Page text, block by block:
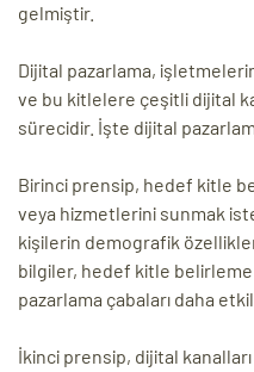
gelmiştir.
Dijital pazarlama,
ve bu kitlelere çeşitli dijital
sürecidir. İşte dijital
Birinci prensip, hedef kitle
veya hizmetlerini sunmak
kişilerin demografik
bilgiler, hedef kitle belirleme
pazarlama çabaları daha
İkinci prensip, dijital